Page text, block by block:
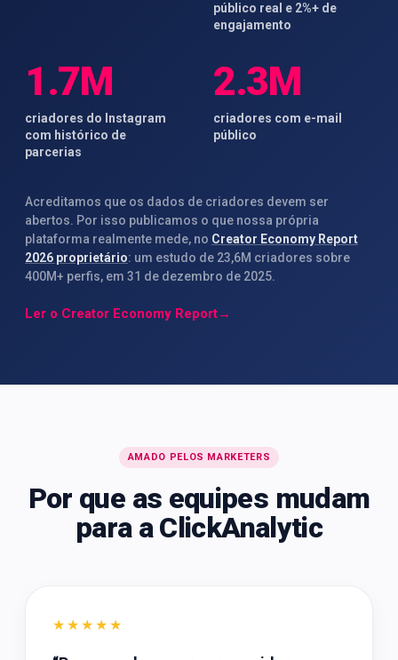
público real e 2%+ de
engajamento
1.7M
criadores do Instagram
com histórico de
parcerias
2.3M
criadores com e-mail
público
Acreditamos que os dados de criadores devem ser
abertos. Por isso publicamos o que nossa própria
plataforma realmente mede, no Creator Economy Report
2026 proprietário: um estudo de 23,6M criadores sobre
400M+ perfis, em 31 de dezembro de 2025.
Ler o Creator Economy Report→
AMADO PELOS MARKETERS
Por que as equipes mudam
para a ClickAnalytic
★★★★★